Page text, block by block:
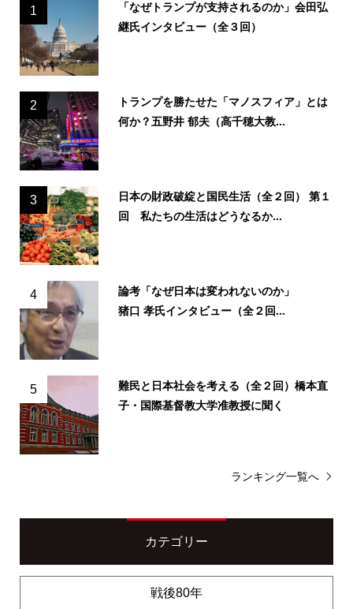
1
「なぜトランプが支持されるのか」会田弘
継氏インタビュー（全３回）
2
トランプを勝たせた「マノスフィア」とは
何か？五野井 郁夫（高千穂大教...
3
日本の財政破綻と国民生活（全２回） 第１
回 私たちの生活はどうなるか...
4
論考「なぜ日本は変われないのか」
猪口 孝氏インタビュー（全２回...
5
難民と日本社会を考える（全２回）橋本直
子・国際基督教大学准教授に聞く
ランキング一覧へ
カテゴリー
戦後80年